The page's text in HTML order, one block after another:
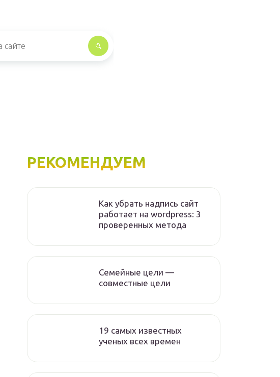
РЕКОМЕНДУЕМ
Как убрать надпись сайт
работает на wordpress: 3
проверенных метода
Семейные цели —
совместные цели
19 самых известных
ученых всех времен